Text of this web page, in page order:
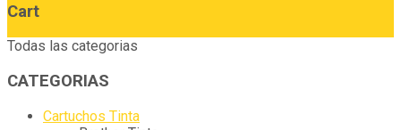
Cart
Todas las categorias
CATEGORIAS
Cartuchos Tinta